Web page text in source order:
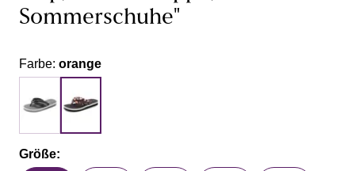
Sommerschuhe"
Farbe: orange
Größe: